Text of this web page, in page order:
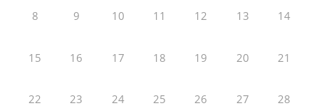
8 9 10 11 12 13 14
15 16 17 18 19 20 21
22 23 24 25 26 27 28